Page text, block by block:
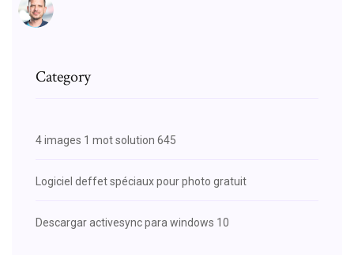
Category
4 images 1 mot solution 645
Logiciel deffet spéciaux pour photo gratuit
Descargar activesync para windows 10